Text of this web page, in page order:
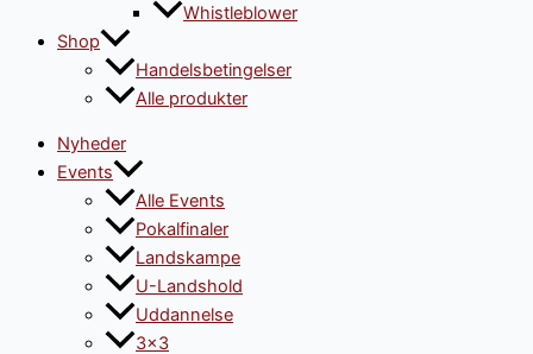
Whistleblower
Shop
Handelsbetingelser
Alle produkter
Nyheder
Events
Alle Events
Pokalfinaler
Landskampe
U-Landshold
Uddannelse
3×3